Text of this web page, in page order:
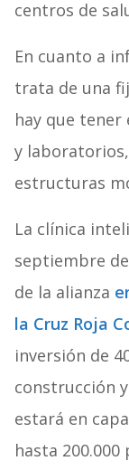
centros de
En cuanto a
trata de una
hay que
y
estructuras
La clínica
septiembre
de la alianza
la Cruz Roja
inversión de
construcción
estará en
hasta